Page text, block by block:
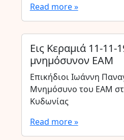
Read more »
Εις Κεραμιά 11-11-
μνημόσυνον ΕΑΜ
Επικήδιοι Ιωάννη
Μνημόσυνο του ΕΑΜ
Κυδωνίας
Read more »